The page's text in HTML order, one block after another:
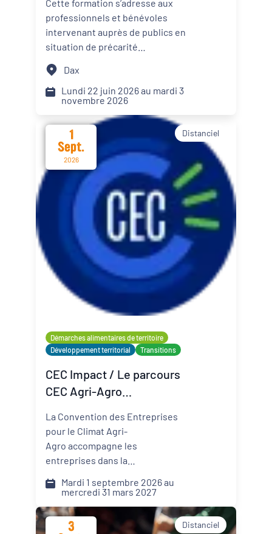
Dynamiques territoriales pour l’emploi
Transitions
Départements
Format de l'événement
Présentiel
Distanciel
Organisateur
Externe
personnes en situation de
précarité alimentaire
Cette formation s’adresse aux
professionnels et bénévoles
intervenant auprès de publics en
situation de précarité
alimentaire. Elle propose des
apports théoriques, des
échanges de pratiques et des
mises en situation afin d’intégrer
le renforcement du pouvoir
d’agir de leur public dans les
actions menées.
Dax
Lundi 22 juin 2026 au mardi 3
novembre 2026
1
Sept.
2026
Distanciel
Démarches alimentaires de territoire
Développement territorial
Transitions
CEC Impact / Le parcours
CEC Agri-Agro
Entreprises pour le Climat)
La Convention des Entreprises
pour le Climat Agri-
Agro accompagne les
entreprises dans la
face aux défis climatiques,
environnementaux et
sociétaux. Comment pérenniser
Mardi 1 septembre 2026 au
mercredi 31 mars 2027
3 Distanciel